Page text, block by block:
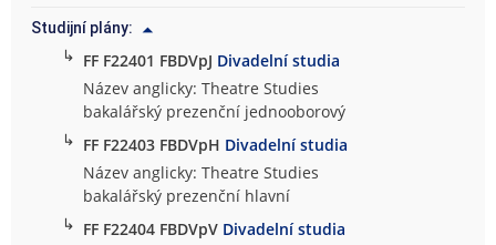
Studijní plány:
↳ FF F22401 FBDVpJ Divadelní studia
Název anglicky: Theatre Studies
bakalářský prezenční jednooborový
↳ FF F22403 FBDVpH Divadelní studia
Název anglicky: Theatre Studies
bakalářský prezenční hlavní
↳ FF F22404 FBDVpV Divadelní studia